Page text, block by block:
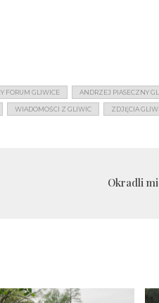
FORUM GLIWICE ANDRZEJ PIASECZNY
WIADOMOŚCI Z GLIWIC ZDJĘCIA
Okradli